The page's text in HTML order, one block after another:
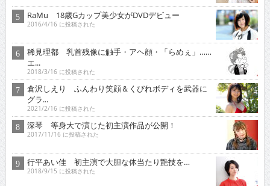
RaMu 18歳Gカップ美少女がDVDデビュー
2016/4/16 に投稿された
稀見理都 乳首残像に触手・アヘ顔・「らめぇ」……
エ...
2018/3/16 に投稿された
倉沢しえり ふんわり笑顔＆くびれボディを武器に
グラ...
2021/2/16 に投稿された
深琴 等身大で演じた初主演作品が公開！
2017/11/16 に投稿された
行平あい佳 初主演で大胆な体当たり艶技を…
2018/9/15 に投稿された